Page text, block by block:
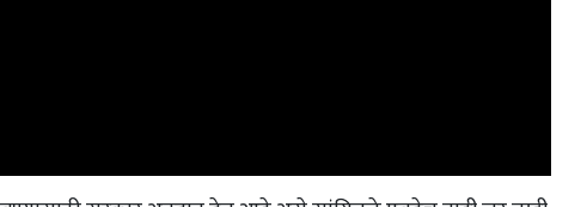
सरकार अनुदान देत आहे असे सांगितले एवढेच नाही जर तुम्ही